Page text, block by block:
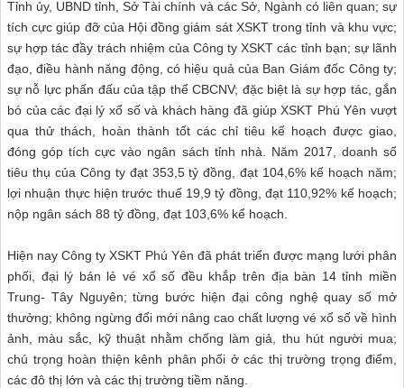
Tỉnh ủy, UBND tỉnh, Sở Tài chính và các Sở, Ngành có liên quan; sự
tích cực giúp đỡ của Hội đồng giám sát XSKT trong tỉnh và khu vực;
sự hợp tác đầy trách nhiệm của Công ty XSKT các tỉnh bạn; sự lãnh
đạo, điều hành năng động, có hiệu quả của Ban Giám đốc Công ty;
sự nỗ lực phấn đấu của tập thể CBCNV; đặc biệt là sự hợp tác, gắn
bó của các đại lý xổ số và khách hàng đã giúp XSKT Phú Yên vượt
qua thử thách, hoàn thành tốt các chỉ tiêu kế hoạch được giao,
đóng góp tích cực vào ngân sách tỉnh nhà. Năm 2017, doanh số
tiêu thụ của Công ty đạt 353,5 tỷ đồng, đạt 104,6% kế hoạch năm;
lợi nhuận thực hiện trước thuế 19,9 tỷ đồng, đạt 110,92% kế hoạch;
nộp ngân sách 88 tỷ đồng, đạt 103,6% kể hoạch.
Hiện nay Công ty XSKT Phú Yên đã phát triển được mạng lưới phân
phối, đại lý bán lẻ vé xổ số đều khắp trên địa bàn 14 tỉnh miền
Trung- Tây Nguyên; từng bước hiện đại công nghệ quay số mở
thưởng; không ngừng đổi mới nâng cao chất lượng vé xổ số về hình
ảnh, màu sắc, kỹ thuật nhằm chống làm giả, thu hút người mua;
chú trọng hoàn thiện kênh phân phối ở các thị trường trọng điểm,
các đô thị lớn và các thị trường tiềm năng.